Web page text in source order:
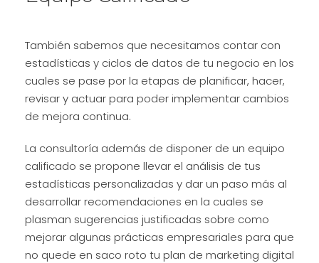
También sabemos que necesitamos contar con
estadísticas y ciclos de datos de tu negocio en los
cuales se pase por la etapas de planificar, hacer,
revisar y actuar para poder implementar cambios
de mejora continua.
La consultoría además de disponer de un equipo
calificado se propone llevar el análisis de tus
estadísticas personalizadas y dar un paso más al
desarrollar recomendaciones en la cuales se
plasman sugerencias justificadas sobre como
mejorar algunas prácticas empresariales para que
no quede en saco roto tu plan de marketing digital